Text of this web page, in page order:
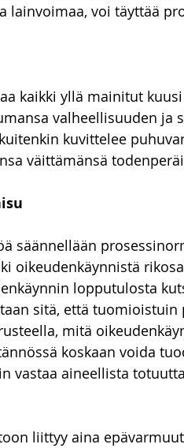
lainvoimaa, voi täyttää
kaikki yllä mainitut
valheellisuuden ja
kuvittelee
väittämänsä
säännellään
oikeudenkäynnistä
lopputulosta
sitä, että
mitä
koskaan voida
vastaa aineellista
liittyy aina